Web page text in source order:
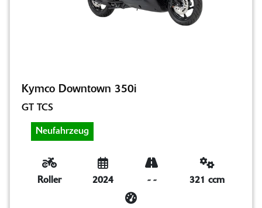
Kymco Downtown 350i
GT TCS
Neufahrzeug
Roller 2024 - - 321 ccm